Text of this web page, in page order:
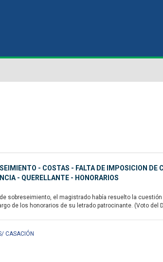
- COSTAS - FALTA DE IMPOSICION DE
- QUERELLANTE - HONORARIOS
sobreseimiento, el magistrado había resuelto la
de los honorarios de su letrado patrocinante. (Voto del
CASACIÓN